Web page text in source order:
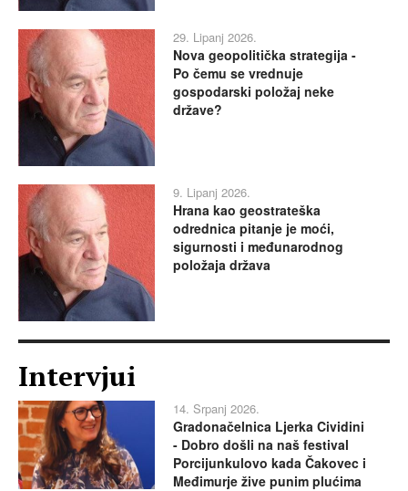
29. Lipanj 2026.
Nova geopolitička strategija -
Po čemu se vrednuje
gospodarski položaj neke
države?
9. Lipanj 2026.
Hrana kao geostrateška
odrednica pitanje je moći,
sigurnosti i međunarodnog
položaja država
Intervjui
14. Srpanj 2026.
Gradonačelnica Ljerka Cividini
- Dobro došli na naš festival
Porcijunkulovo kada Čakovec i
Međimurje žive punim plućima